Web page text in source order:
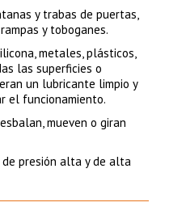
y trabas de puertas,
y toboganes.
metales, plásticos,
las superficies o
un lubricante limpio y
el funcionamiento.
mueven o giran
presión alta y de alta